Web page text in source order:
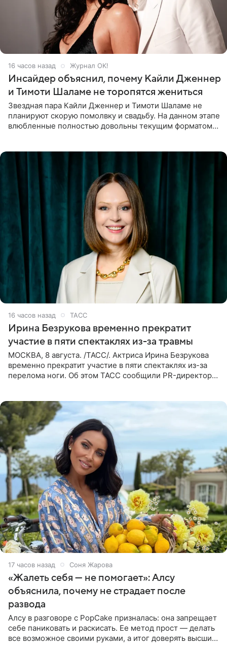
16 часов назад Журнал OK!
Инсайдер объяснил, почему Кайли Дженнер
и Тимоти Шаламе не торопятся жениться
Звездная пара Кайли Дженнер и Тимоти Шаламе не
планируют скорую помолвку и свадьбу. На данном этапе
влюбленные полностью довольны текущим форматом
16 часов назад ТАСС
Ирина Безрукова временно прекратит
участие в пяти спектаклях из-за травмы
МОСКВА, 8 августа. /ТАСС/. Актриса Ирина Безрукова
временно прекратит участие в пяти спектаклях из-за
перелома ноги. Об этом ТАСС сообщили PR-директор
17 часов назад Соня Жарова
«Жалеть себя — не помогает»: Алсу
объяснила, почему не страдает после
развода
Алсу в разговоре с PopCake призналась: она запрещает
себе паниковать и раскисать. Ее метод прост — делать
все возможное своими руками, а итог доверять высшим